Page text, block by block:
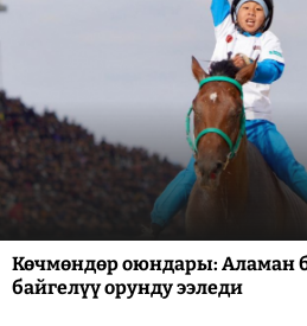
Көчмөндөр оюндары: Аламан
байгелүү орунду ээледи